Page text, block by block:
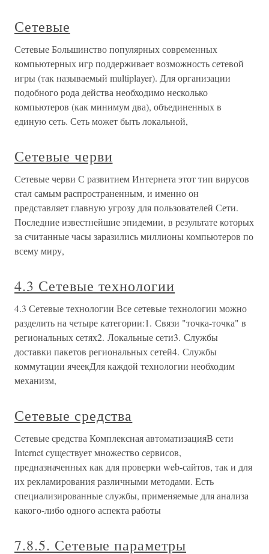
Сетевые
Сетевые Большинство популярных современных
компьютерных игр поддерживает возможность сетевой
игры (так называемый multiplayer). Для организации
подобного рода действа необходимо несколько
компьютеров (как минимум два), объединенных в
единую сеть. Сеть может быть локальной,
Сетевые черви
Сетевые черви С развитием Интернета этот тип вирусов
стал самым распространенным, и именно он
представляет главную угрозу для пользователей Сети.
Последние известнейшие эпидемии, в результате которых
за считанные часы заразились миллионы компьютеров по
всему миру,
4.3 Сетевые технологии
4.3 Сетевые технологии Все сетевые технологии можно
разделить на четыре категории:1. Связи "точка-точка" в
региональных сетях2. Локальные сети3. Службы
доставки пакетов региональных сетей4. Службы
коммутации ячеекДля каждой технологии необходим
механизм,
Сетевые средства
Сетевые средства Комплексная автоматизацияВ сети
Internet существует множество сервисов,
предназначенных как для проверки web-сайтов, так и для
их рекламирования различными методами. Есть
специализированные службы, применяемые для анализа
какого-либо одного аспекта работы
7.8.5. Сетевые параметры